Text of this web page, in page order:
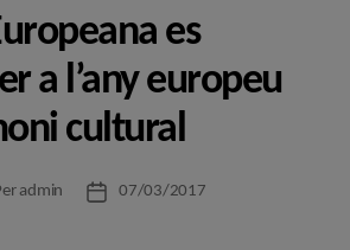
es
a l’any europeu
cultural
admin
Data07/03/2017